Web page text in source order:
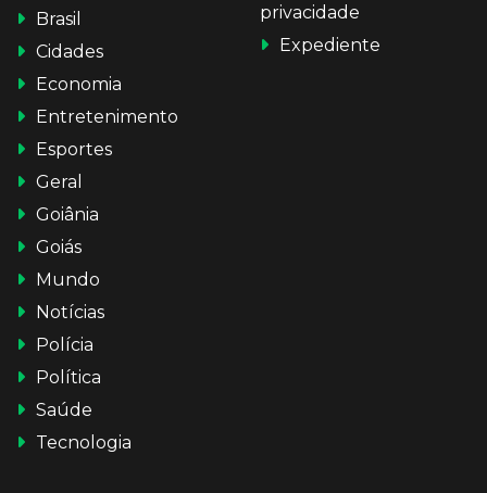
Brasil
Cidades
Economia
Entretenimento
Esportes
Geral
Goiânia
Goiás
Mundo
Notícias
Polícia
Política
Saúde
Tecnologia
privacidade
Expediente